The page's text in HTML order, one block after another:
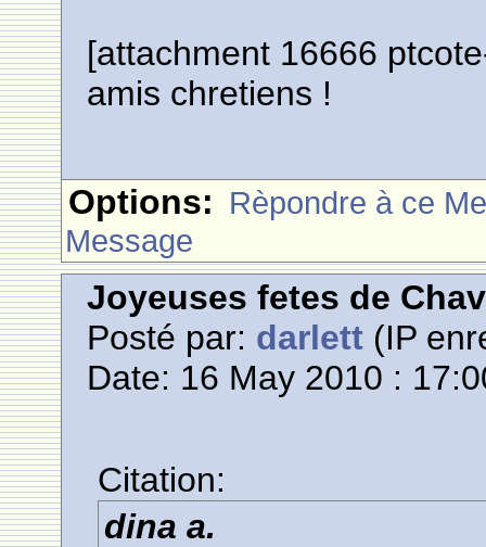
[attachment 16666
amis chretiens !
Options: Rèpondre à ce
Message
Joyeuses fetes de
Posté par: darlett (IP
Date: 16 May 2010 :
Citation:
dina a.